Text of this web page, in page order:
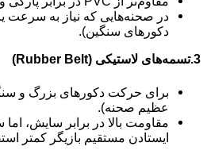
در صحنه‌هایی که نیاز به سرعت
دکورهای سنگین).
3.تسمه‌های لاستیکی (Rubber Belt)
برای حرکت دکورهای بزرگ و
عظیم صحنه).
مقاومت بالا در برابر سایش،
ایستادن مستقیم بازیگر کمتر